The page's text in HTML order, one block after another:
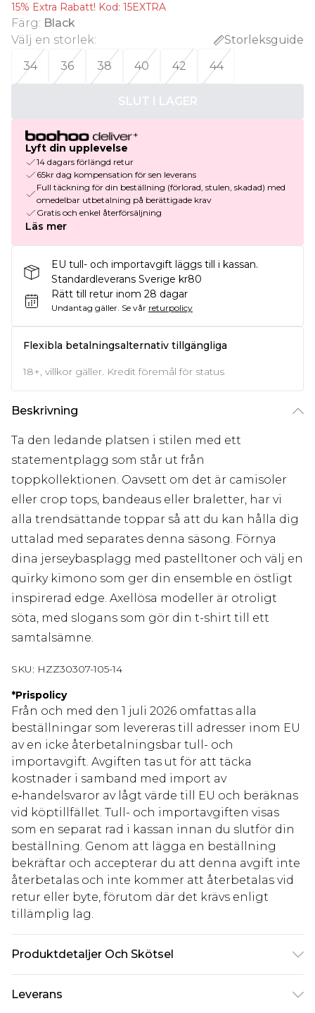
15% Extra Rabatt! Kod: 15EXTRA
Färg: Black
Välj en storlek:
Storleksguide
34
36 38 40 42 44
SLUT I LAGER
Lyft din upplevelse
14 dagars förlängd retur
65kr dag kompensation för sen leverans
Full täckning för din beställning (förlorad, stulen, skadad) med
omedelbar utbetalning på berättigade krav
Gratis och enkel återförsäljning
Läs mer
EU tull- och importavgift läggs till i kassan.
Standardleverans Sverige kr80
Rätt till retur inom 28 dagar
Undantag gäller. Se vår returpolicy
Flexibla betalningsalternativ tillgängliga
18+, villkor gäller. Kredit föremål för status
Beskrivning
Ta den ledande platsen i stilen med ett
statementplagg som står ut från
toppkollektionen. Oavsett om det är camisoler
eller crop tops, bandeaus eller braletter, har vi
alla trendsättande toppar så att du kan hålla dig
uttalad med separates denna säsong. Förnya
dina jerseybasplagg med pastelltoner och välj en
quirky kimono som ger din ensemble en östligt
inspirerad edge. Axellösa modeller är otroligt
söta, med slogans som gör din t-shirt till ett
samtalsämne.
SKU: HZZ30307-105-14
*Prispolicy
Från och med den 1 juli 2026 omfattas alla
beställningar som levereras till adresser inom EU
av en icke återbetalningsbar tull- och
importavgift. Avgiften tas ut för att täcka
kostnader i samband med import av
e‑handelsvaror av lågt värde till EU och beräknas
vid köptillfället. Tull- och importavgiften visas
som en separat rad i kassan innan du slutför din
beställning. Genom att lägga en beställning
bekräftar och accepterar du att denna avgift inte
återbetalas och inte kommer att återbetalas vid
retur eller byte, förutom där det krävs enligt
tillämplig lag.
Produktdetaljer Och Skötsel
Leverans